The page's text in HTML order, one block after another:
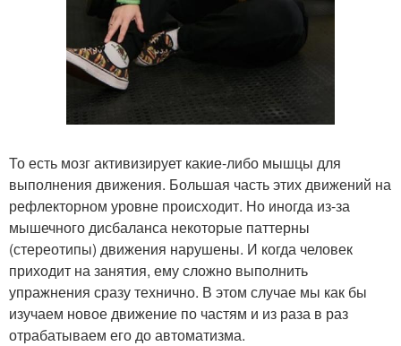
То есть мозг активизирует какие-либо мышцы для
выполнения движения. Большая часть этих движений на
рефлекторном уровне происходит. Но иногда из-за
мышечного дисбаланса некоторые паттерны
(стереотипы) движения нарушены. И когда человек
приходит на занятия, ему сложно выполнить
упражнения сразу технично. В этом случае мы как бы
изучаем новое движение по частям и из раза в раз
отрабатываем его до автоматизма.